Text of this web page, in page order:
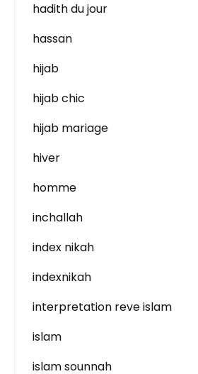
hadith du jour
hassan
hijab
hijab chic
hijab mariage
hiver
homme
inchallah
index nikah
indexnikah
interpretation reve islam
islam
islam sounnah